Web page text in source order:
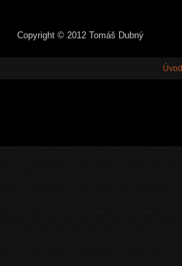
Copyright © 2012 Tomáš Dubný
Úvod